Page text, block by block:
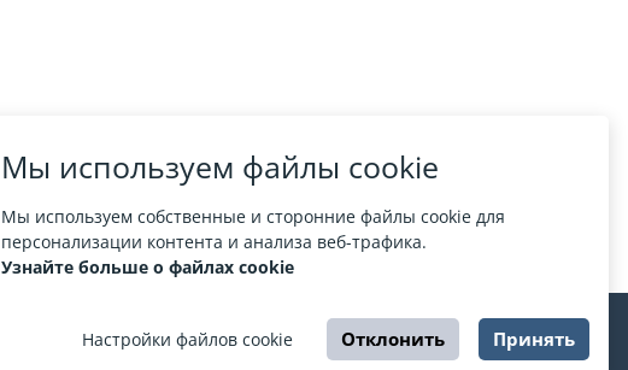
Мы используем файлы cookie
Мы используем собственные и сторонние файлы cookie для
персонализации контента и анализа веб-трафика.
Узнайте больше о файлах cookie
Настройки файлов cookie Отклонить Принять
ЦИРК